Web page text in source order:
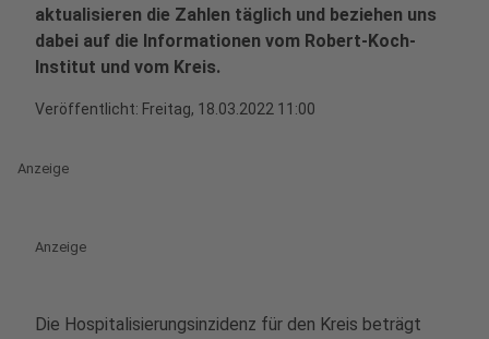
aktualisieren die Zahlen täglich und beziehen uns
dabei auf die Informationen vom Robert-Koch-
Institut und vom Kreis.
Veröffentlicht: Freitag, 18.03.2022 11:00
Anzeige
Anzeige
Die Hospitalisierungsinzidenz für den Kreis beträgt